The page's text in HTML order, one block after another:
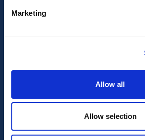
Marketing
Allow all
Allow selection
Web, lead e fonti dati per una